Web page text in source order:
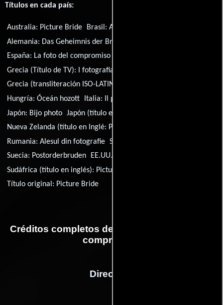
Títulos en cada país:
Australia: Picture Bride Brasil: A Mulher Prometida
Alemania: Das Geheimnis der Braut
España: La foto del compromiso
Grecia (Título de TV):
I fotografia tis nyfis
Grecia (transliteración ISO-LATIN-1):
Hungría:Óceán hozott Italia:
Il prezzo della vita
Japón: Bijo photo Japón (título en inglés):
Nueva Zelanda (título en Inglé: Picture Bride
Rumania:Alesul din fotografie Suecia:
Suecia: Postorderbruden EE.UU.:
Sudáfrica (título en inglés): Picture Bride
Título original: Picture Bride
Créditos completos de la película La foto del
compromiso
Dirección